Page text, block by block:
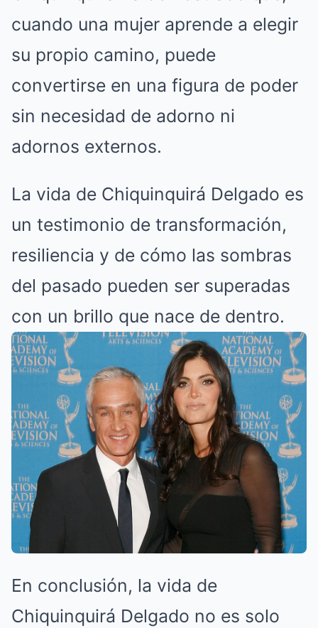
cuando una mujer aprende a elegir
su propio camino, puede
convertirse en una figura de poder
sin necesidad de adorno ni
adornos externos.
La vida de Chiquinquirá Delgado es
un testimonio de transformación,
resiliencia y de cómo las sombras
del pasado pueden ser superadas
con un brillo que nace de dentro.
En conclusión, la vida de
Chiquinquirá Delgado no es solo